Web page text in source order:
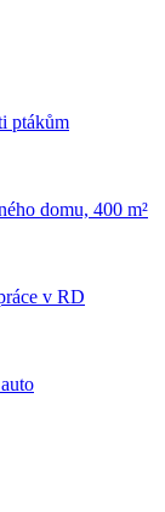
ptákům
domu, 400 m²
v RD